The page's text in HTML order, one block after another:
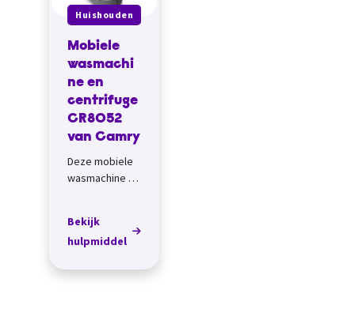
Huishouden
Mobiele
wasmachi
ne en
centrifuge
CR8052
van Camry
Deze mobiele
wasmachine en
goede
oplossing voor
Bekijk
hulpmiddel